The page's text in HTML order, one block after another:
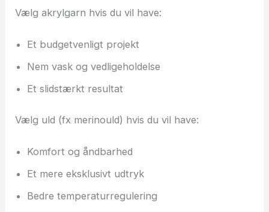
Vælg akrylgarn hvis du vil have:
Et budgetvenligt projekt
Nem vask og vedligeholdelse
Et slidstærkt resultat
Vælg uld (fx merinould) hvis du vil have:
Komfort og åndbarhed
Et mere eksklusivt udtryk
Bedre temperaturregulering